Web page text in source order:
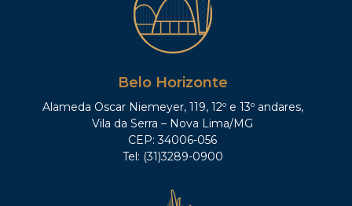
Belo Horizonte
Alameda Oscar Niemeyer, 119, 12º e 13º andares,
Vila da Serra – Nova Lima/MG
CEP: 34006-056
Tel: (31)3289-0900